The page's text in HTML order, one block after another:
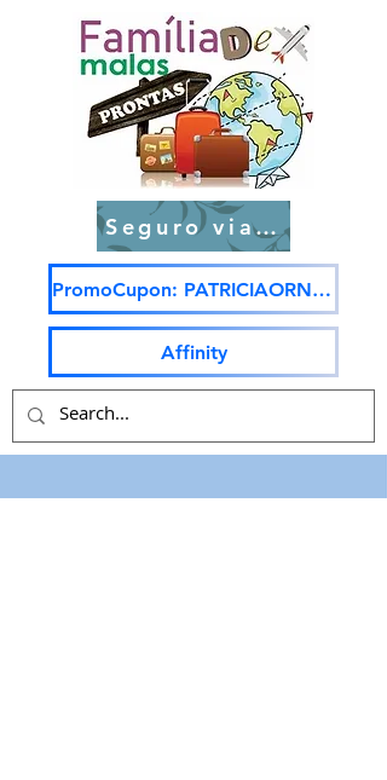
PromoCupon: PATRICIAORNELAS5
Seguro viagem
Affinity